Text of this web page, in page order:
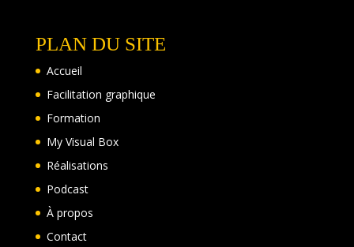
PLAN DU SITE
Accueil
Facilitation graphique
Formation
My Visual Box
Réalisations
Podcast
À propos
Contact